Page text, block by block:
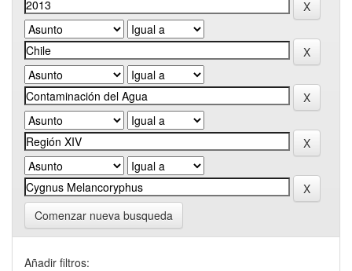
Comenzar nueva busqueda
Añadir filtros: